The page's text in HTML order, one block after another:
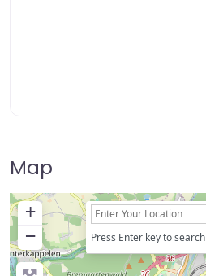
Map
+
−
Press Enter key to search